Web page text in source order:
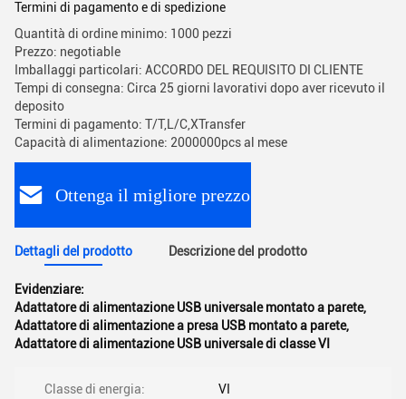
Termini di pagamento e di spedizione
Quantità di ordine minimo: 1000 pezzi
Prezzo: negotiable
Imballaggi particolari: ACCORDO DEL REQUISITO DI CLIENTE
Tempi di consegna: Circa 25 giorni lavorativi dopo aver ricevuto il
deposito
Termini di pagamento: T/T,L/C,XTransfer
Capacità di alimentazione: 2000000pcs al mese
Ottenga il migliore prezzo
Dettagli del prodotto Descrizione del prodotto
Evidenziare:
Adattatore di alimentazione USB universale montato a parete,
Adattatore di alimentazione a presa USB montato a parete,
Adattatore di alimentazione USB universale di classe VI
Classe di energia: VI